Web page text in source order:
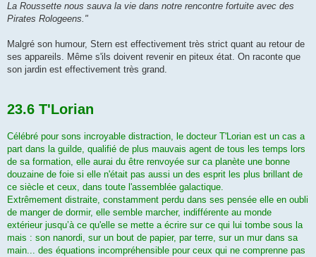
La Roussette nous sauva la vie dans notre rencontre fortuite avec des
Pirates Rologeens."
Malgré son humour, Stern est effectivement très strict quant au retour de
ses appareils. Même s'ils doivent revenir en piteux état. On raconte que
son jardin est effectivement très grand.
23.6 T'Lorian
Célébré pour sons incroyable distraction, le docteur T'Lorian est un cas a
part dans la guilde, qualifié de plus mauvais agent de tous les temps lors
de sa formation, elle aurai du être renvoyée sur ca planète une bonne
douzaine de foie si elle n'était pas aussi un des esprit les plus brillant de
ce siècle et ceux, dans toute l'assemblée galactique.
Extrêmement distraite, constamment perdu dans ses pensée elle en oubli
de manger de dormir, elle semble marcher, indifférente au monde
extérieur jusqu’à ce qu'elle se mette a écrire sur ce qui lui tombe sous la
mais : son nanordi, sur un bout de papier, par terre, sur un mur dans sa
main... des équations incompréhensible pour ceux qui ne comprenne pas